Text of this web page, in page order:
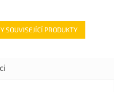
SOUVISEJÍCÍ PRODUKTY